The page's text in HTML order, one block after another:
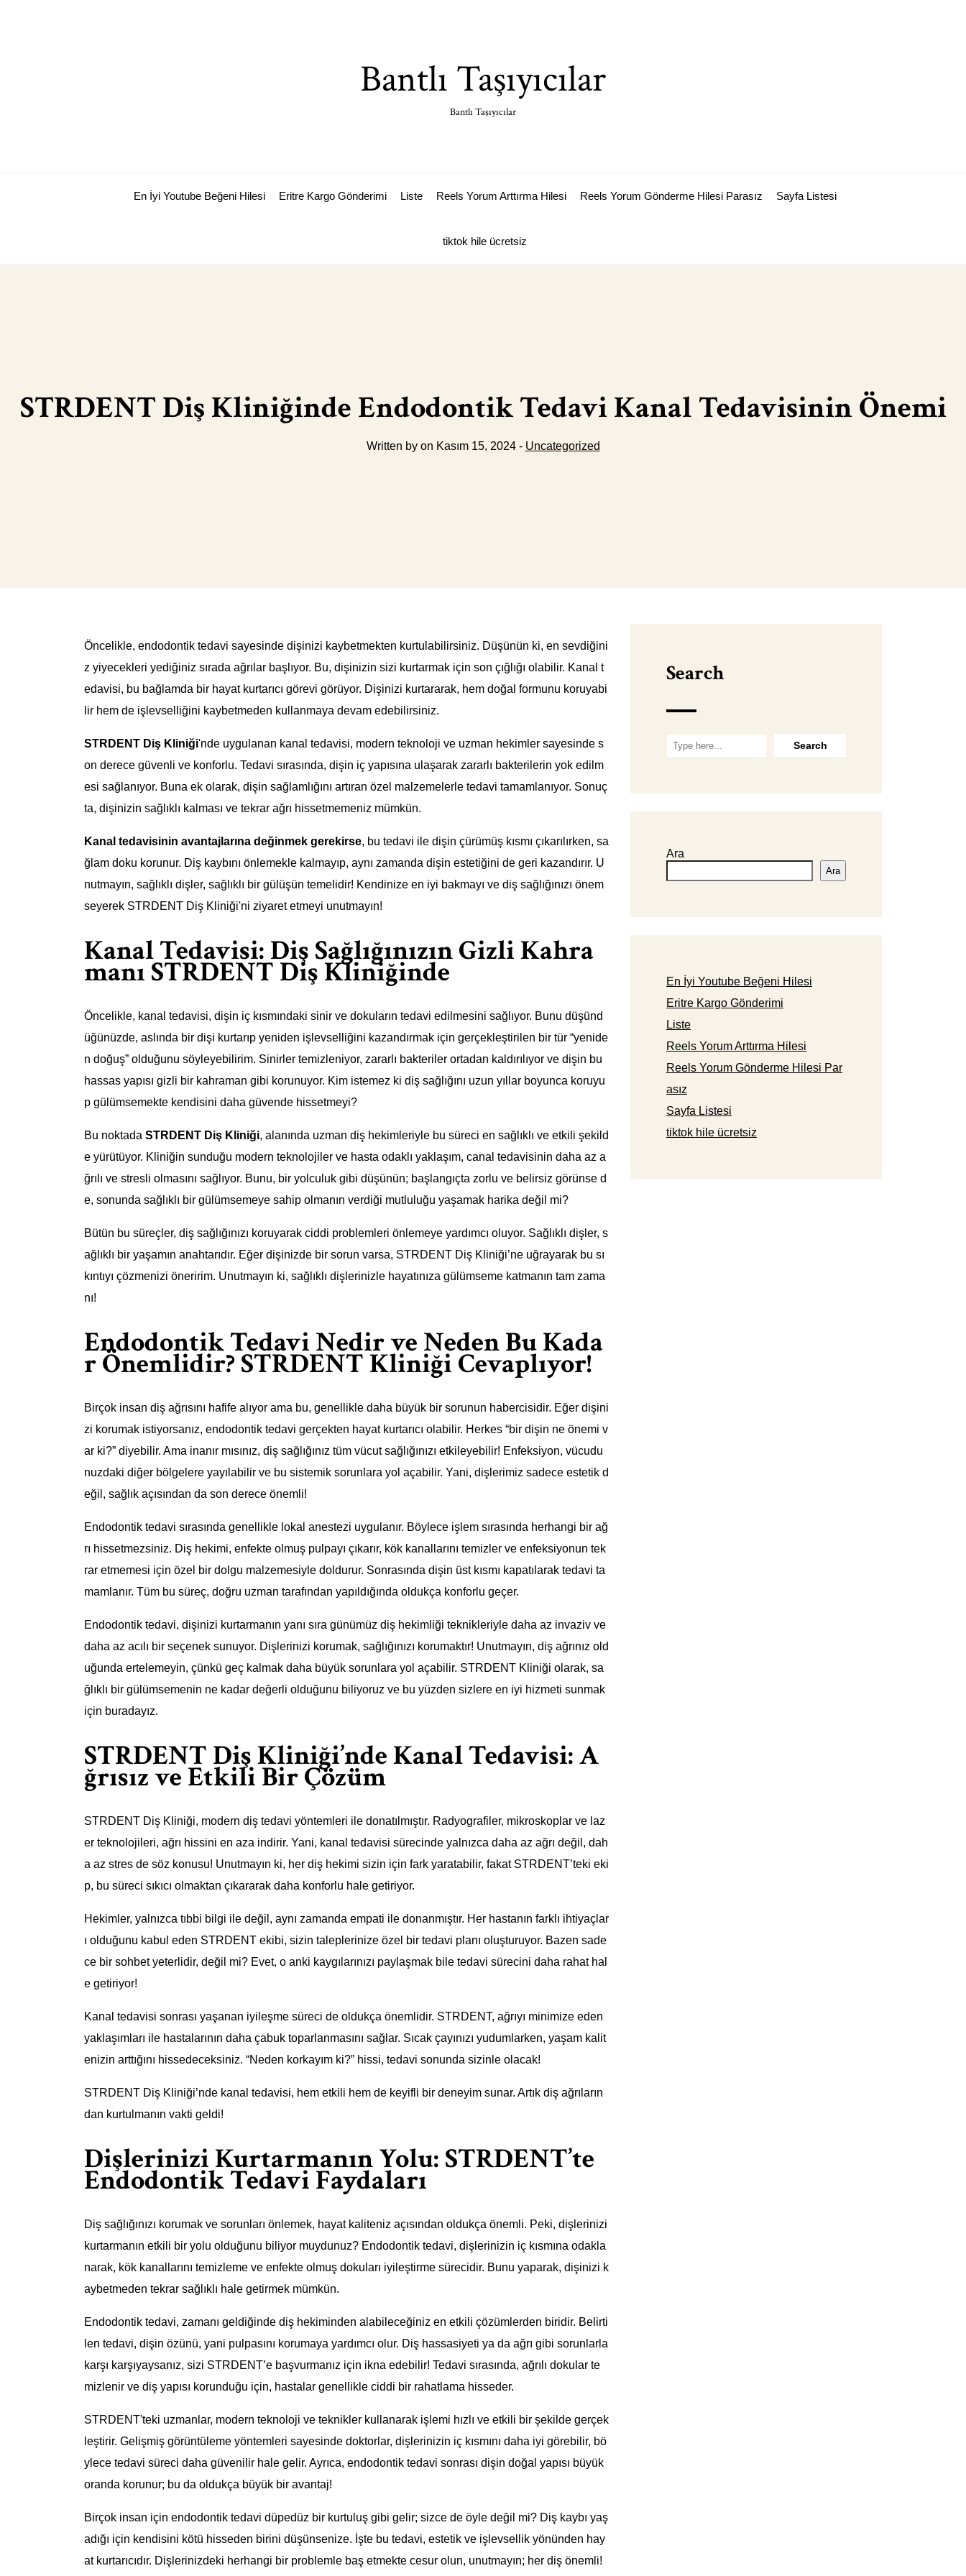
Bantlı Taşıyıcılar
Bantlı Taşıyıcılar
En İyi Youtube Beğeni Hilesi Eritre Kargo Gönderimi Liste Reels Yorum Arttırma Hilesi Reels Yorum Gönderme Hilesi Parasız Sayfa Listesi
tiktok hile ücretsiz
STRDENT Diş Kliniğinde Endodontik Tedavi Kanal Tedavisinin Önemi
Written by on Kasım 15, 2024 - Uncategorized
Öncelikle, endodontik tedavi sayesinde dişinizi kaybetmekten kurtulabilirsiniz. Düşünün ki, en sevdiğini
z yiyecekleri yediğiniz sırada ağrılar başlıyor. Bu, dişinizin sizi kurtarmak için son çığlığı olabilir. Kanal t
edavisi, bu bağlamda bir hayat kurtarıcı görevi görüyor. Dişinizi kurtararak, hem doğal formunu koruyabi
lir hem de işlevselliğini kaybetmeden kullanmaya devam edebilirsiniz.
STRDENT Diş Kliniği'nde uygulanan kanal tedavisi, modern teknoloji ve uzman hekimler sayesinde s
on derece güvenli ve konforlu. Tedavi sırasında, dişin iç yapısına ulaşarak zararlı bakterilerin yok edilm
esi sağlanıyor. Buna ek olarak, dişin sağlamlığını artıran özel malzemelerle tedavi tamamlanıyor. Sonuç
ta, dişinizin sağlıklı kalması ve tekrar ağrı hissetmemeniz mümkün.
Kanal tedavisinin avantajlarına değinmek gerekirse, bu tedavi ile dişin çürümüş kısmı çıkarılırken, sa
ğlam doku korunur. Diş kaybını önlemekle kalmayıp, aynı zamanda dişin estetiğini de geri kazandırır. U
nutmayın, sağlıklı dişler, sağlıklı bir gülüşün temelidir! Kendinize en iyi bakmayı ve diş sağlığınızı önem
seyerek STRDENT Diş Kliniği'ni ziyaret etmeyi unutmayın!
Kanal Tedavisi: Diş Sağlığınızın Gizli Kahra
manı STRDENT Diş Kliniğinde
Öncelikle, kanal tedavisi, dişin iç kısmındaki sinir ve dokuların tedavi edilmesini sağlıyor. Bunu düşünd
üğünüzde, aslında bir dişi kurtarıp yeniden işlevselliğini kazandırmak için gerçekleştirilen bir tür “yenide
n doğuş” olduğunu söyleyebilirim. Sinirler temizleniyor, zararlı bakteriler ortadan kaldırılıyor ve dişin bu
hassas yapısı gizli bir kahraman gibi korunuyor. Kim istemez ki diş sağlığını uzun yıllar boyunca koruyu
p gülümsemekte kendisini daha güvende hissetmeyi?
Bu noktada STRDENT Diş Kliniği, alanında uzman diş hekimleriyle bu süreci en sağlıklı ve etkili şekild
e yürütüyor. Kliniğin sunduğu modern teknolojiler ve hasta odaklı yaklaşım, canal tedavisinin daha az a
ğrılı ve stresli olmasını sağlıyor. Bunu, bir yolculuk gibi düşünün; başlangıçta zorlu ve belirsiz görünse d
e, sonunda sağlıklı bir gülümsemeye sahip olmanın verdiği mutluluğu yaşamak harika değil mi?
Bütün bu süreçler, diş sağlığınızı koruyarak ciddi problemleri önlemeye yardımcı oluyor. Sağlıklı dişler, s
ağlıklı bir yaşamın anahtarıdır. Eğer dişinizde bir sorun varsa, STRDENT Diş Kliniği’ne uğrayarak bu sı
kıntıyı çözmenizi öneririm. Unutmayın ki, sağlıklı dişlerinizle hayatınıza gülümseme katmanın tam zama
nı!
Endodontik Tedavi Nedir ve Neden Bu Kada
r Önemlidir? STRDENT Kliniği Cevaplıyor!
Birçok insan diş ağrısını hafife alıyor ama bu, genellikle daha büyük bir sorunun habercisidir. Eğer dişini
zi korumak istiyorsanız, endodontik tedavi gerçekten hayat kurtarıcı olabilir. Herkes “bir dişin ne önemi v
ar ki?” diyebilir. Ama inanır mısınız, diş sağlığınız tüm vücut sağlığınızı etkileyebilir! Enfeksiyon, vücudu
nuzdaki diğer bölgelere yayılabilir ve bu sistemik sorunlara yol açabilir. Yani, dişlerimiz sadece estetik d
eğil, sağlık açısından da son derece önemli!
Endodontik tedavi sırasında genellikle lokal anestezi uygulanır. Böylece işlem sırasında herhangi bir ağ
rı hissetmezsiniz. Diş hekimi, enfekte olmuş pulpayı çıkarır, kök kanallarını temizler ve enfeksiyonun tek
rar etmemesi için özel bir dolgu malzemesiyle doldurur. Sonrasında dişin üst kısmı kapatılarak tedavi ta
mamlanır. Tüm bu süreç, doğru uzman tarafından yapıldığında oldukça konforlu geçer.
Endodontik tedavi, dişinizi kurtarmanın yanı sıra günümüz diş hekimliği teknikleriyle daha az invaziv ve
daha az acılı bir seçenek sunuyor. Dişlerinizi korumak, sağlığınızı korumaktır! Unutmayın, diş ağrınız old
uğunda ertelemeyin, çünkü geç kalmak daha büyük sorunlara yol açabilir. STRDENT Kliniği olarak, sa
ğlıklı bir gülümsemenin ne kadar değerli olduğunu biliyoruz ve bu yüzden sizlere en iyi hizmeti sunmak
için buradayız.
STRDENT Diş Kliniği’nde Kanal Tedavisi: A
ğrısız ve Etkili Bir Çözüm
STRDENT Diş Kliniği, modern diş tedavi yöntemleri ile donatılmıştır. Radyografiler, mikroskoplar ve laz
er teknolojileri, ağrı hissini en aza indirir. Yani, kanal tedavisi sürecinde yalnızca daha az ağrı değil, dah
a az stres de söz konusu! Unutmayın ki, her diş hekimi sizin için fark yaratabilir, fakat STRDENT’teki eki
p, bu süreci sıkıcı olmaktan çıkararak daha konforlu hale getiriyor.
Hekimler, yalnızca tıbbi bilgi ile değil, aynı zamanda empati ile donanmıştır. Her hastanın farklı ihtiyaçlar
ı olduğunu kabul eden STRDENT ekibi, sizin taleplerinize özel bir tedavi planı oluşturuyor. Bazen sade
ce bir sohbet yeterlidir, değil mi? Evet, o anki kaygılarınızı paylaşmak bile tedavi sürecini daha rahat hal
e getiriyor!
Kanal tedavisi sonrası yaşanan iyileşme süreci de oldukça önemlidir. STRDENT, ağrıyı minimize eden
yaklaşımları ile hastalarının daha çabuk toparlanmasını sağlar. Sıcak çayınızı yudumlarken, yaşam kalit
enizin arttığını hissedeceksiniz. “Neden korkayım ki?” hissi, tedavi sonunda sizinle olacak!
STRDENT Diş Kliniği’nde kanal tedavisi, hem etkili hem de keyifli bir deneyim sunar. Artık diş ağrıların
dan kurtulmanın vakti geldi!
Dişlerinizi Kurtarmanın Yolu: STRDENT’te
Endodontik Tedavi Faydaları
Diş sağlığınızı korumak ve sorunları önlemek, hayat kaliteniz açısından oldukça önemli. Peki, dişlerinizi
kurtarmanın etkili bir yolu olduğunu biliyor muydunuz? Endodontik tedavi, dişlerinizin iç kısmına odakla
narak, kök kanallarını temizleme ve enfekte olmuş dokuları iyileştirme sürecidir. Bunu yaparak, dişinizi k
aybetmeden tekrar sağlıklı hale getirmek mümkün.
Endodontik tedavi, zamanı geldiğinde diş hekiminden alabileceğiniz en etkili çözümlerden biridir. Belirti
len tedavi, dişin özünü, yani pulpasını korumaya yardımcı olur. Diş hassasiyeti ya da ağrı gibi sorunlarla
karşı karşıyaysanız, sizi STRDENT’e başvurmanız için ikna edebilir! Tedavi sırasında, ağrılı dokular te
mizlenir ve diş yapısı korunduğu için, hastalar genellikle ciddi bir rahatlama hisseder.
STRDENT'teki uzmanlar, modern teknoloji ve teknikler kullanarak işlemi hızlı ve etkili bir şekilde gerçek
leştirir. Gelişmiş görüntüleme yöntemleri sayesinde doktorlar, dişlerinizin iç kısmını daha iyi görebilir, bö
ylece tedavi süreci daha güvenilir hale gelir. Ayrıca, endodontik tedavi sonrası dişin doğal yapısı büyük
oranda korunur; bu da oldukça büyük bir avantaj!
Birçok insan için endodontik tedavi düpedüz bir kurtuluş gibi gelir; sizce de öyle değil mi? Diş kaybı yaş
adığı için kendisini kötü hisseden birini düşünsenize. İşte bu tedavi, estetik ve işlevsellik yönünden hay
at kurtarıcıdır. Dişlerinizdeki herhangi bir problemle baş etmekte cesur olun, unutmayın; her diş önemli!
Search
Ara
Ara
En İyi Youtube Beğeni Hilesi
Eritre Kargo Gönderimi
Liste
Reels Yorum Arttırma Hilesi
Reels Yorum Gönderme Hilesi Par
asız
Sayfa Listesi
tiktok hile ücretsiz